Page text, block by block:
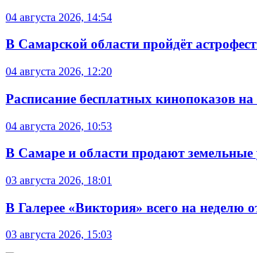
04 августа 2026, 14:54
В Самарской области пройдёт
04 августа 2026, 12:20
Расписание бесплатных кинопоказов
04 августа 2026, 10:53
В Самаре и области продают
03 августа 2026, 18:01
В Галерее «Виктория» всего на неделю
03 августа 2026, 15:03